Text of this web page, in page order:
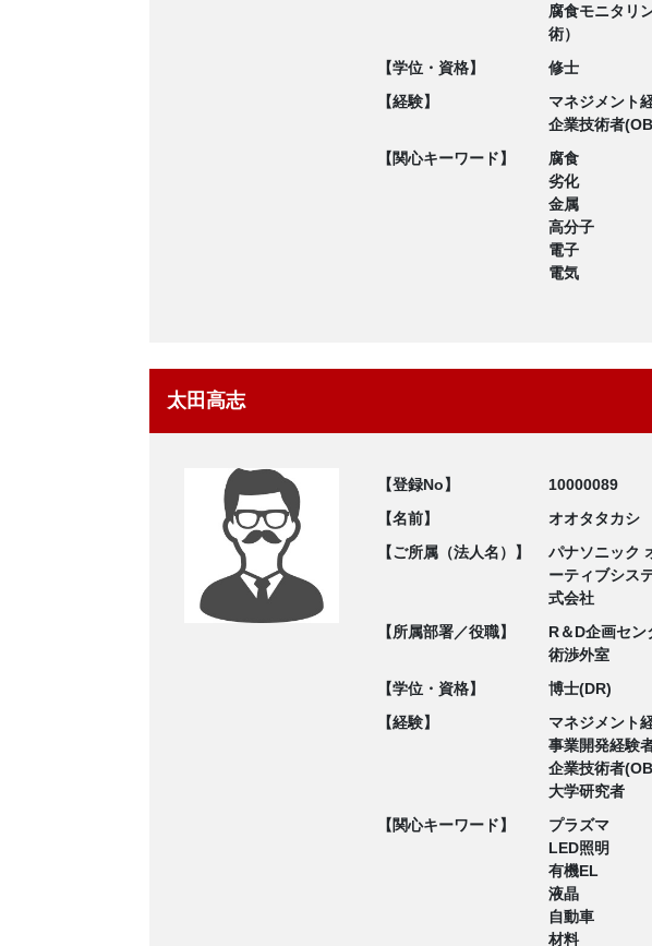
腐食モニタリ
術）
【学位・資格】
修士
【経験】
マネジメント
企業技術者
【関心キーワード】
腐食
劣化
金属
高分子
電子
電気
太田高志
【登録No】
10000089
【名前】
オオタタカシ
【ご所属（法人名）】
パナソニック
ーティブシス
式会社
【所属部署／役職】
R＆D企画セン
術渉外室
【学位・資格】
博士(DR)
【経験】
マネジメント
事業開発経験
企業技術者
大学研究者
【関心キーワード】
プラズマ
LED照明
有機EL
液晶
自動車
材料